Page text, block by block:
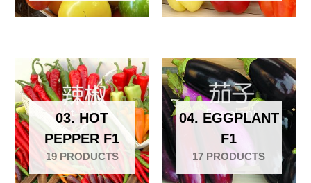
03. HOT
PEPPER F1
19 PRODUCTS
04. EGGPLANT
F1
17 PRODUCTS